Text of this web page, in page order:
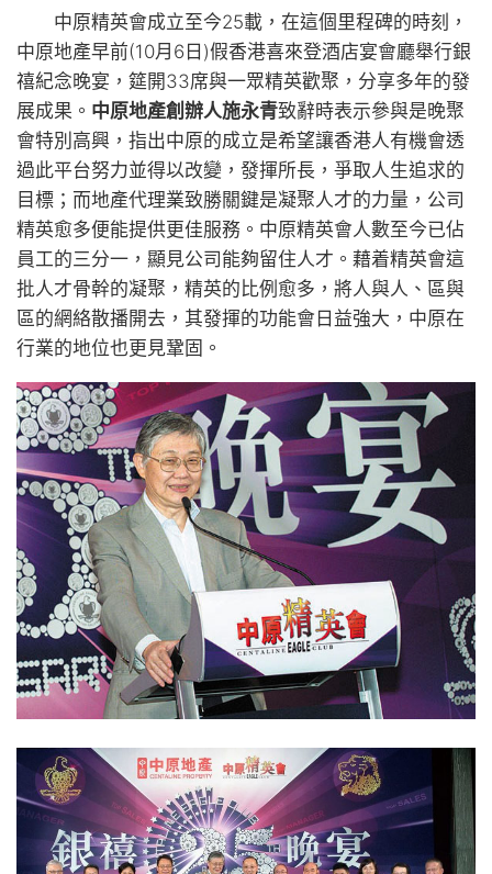
中原精英會成立至今25載，在這個里程碑的時刻，
中原地產早前(10月6日)假香港喜來登酒店宴會廳舉行銀
禧紀念晚宴，筵開33席與一眾精英歡聚，分享多年的發
展成果。 中原地產創辦人施永青致辭時表示參與是晚聚
會特別高興，指出中原的成立是希望讓香港人有機會透
過此平台努力並得以改變，發揮所長，爭取人生追求的
目標；而地產代理業致勝關鍵是凝聚人才的力量，公司
精英愈多便能提供更佳服務。中原精英會人數至今已佔
員工的三分一，顯見公司能夠留住人才。藉着精英會這
批人才骨幹的凝聚，精英的比例愈多，將人與人、區與
區的網絡散播開去，其發揮的功能會日益強大，中原在
行業的地位也更見鞏固。